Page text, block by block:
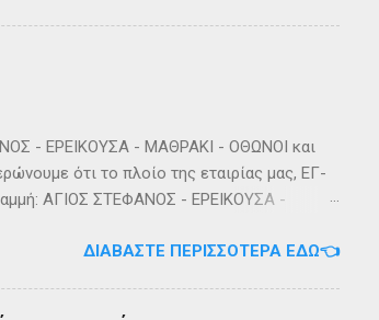
- ΕΡΕΙΚΟΥΣΑ - ΜΑΘΡΑΚΙ - ΟΘΩΝΟΙ και
ότι το πλοίο της εταιρίας μας, ΕΓ-
ΑΓΙΟΣ ΣΤΕΦΑΝΟΣ - ΕΡΕΙΚΟΥΣΑ -
ΔΙΑΒΆΣΤΕ ΠΕΡΙΣΣΌΤΕΡΑ ΕΔΏ👈